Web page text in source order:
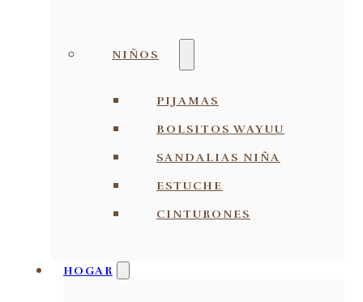
NIÑOS
PIJAMAS
BOLSITOS WAYUU
SANDALIAS NIÑA
ESTUCHE
CINTURONES
HOGAR